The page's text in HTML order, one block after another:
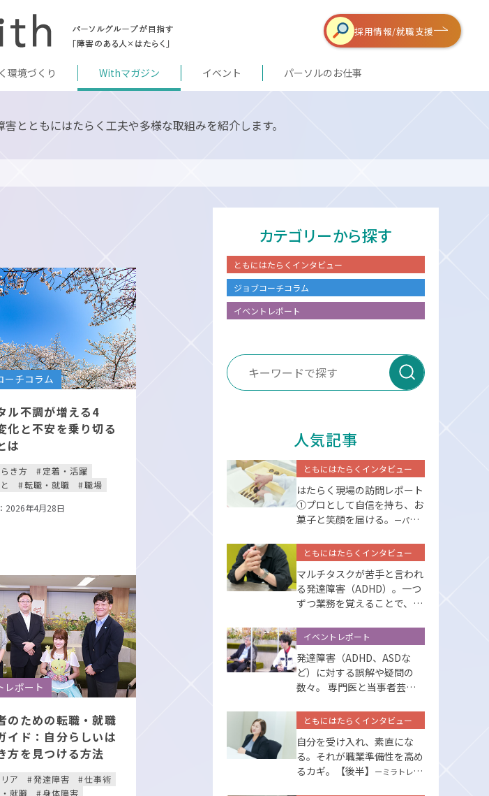
環境づくり Withマガジン イベント パーソルのお仕事
採用情報/就職支援
とともにはたらく工夫や多様な取組みを紹介します。
ーチコラム
ル不調が増える4
化と不安を乗り切る
は
き方
定着・活躍
転職・就職
職場
2026年4月28日
レポート
のための転職・就職
イド：自分らしいは
方を見つける方法
ア 発達障害
仕事術
就職
身体障害
カテゴリーから探す
ともにはたらくインタビュー
ジョブコーチコラム
イベントレポート
人気記事
ともにはたらくインタビュー
はたらく現場の訪問レポート
①プロとして⾃信を持ち、お
菓⼦と笑顔を届ける。
ーパーソ
ともにはたらくインタビュー
マルチタスクが苦手と言われ
る発達障害（ADHD）。一つ
ずつ業務を覚えることで、克
イベントレポート
発達障害（ADHD、ASDな
ど）に対する誤解や疑問の
数々。 専門医と当事者芸人
ともにはたらくインタビュー
自分を受け入れ、素直にな
る。それが職業準備性を高め
るカギ。【後半】
ーミラトレの